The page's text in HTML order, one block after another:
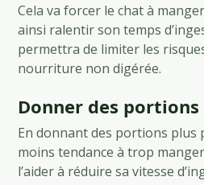
Cela va forcer le chat à
ainsi ralentir son temps
permettra de limiter les
nourriture non digérée.
Donner des
En donnant des portions plus
moins tendance à trop
l’aider à réduire sa vitesse